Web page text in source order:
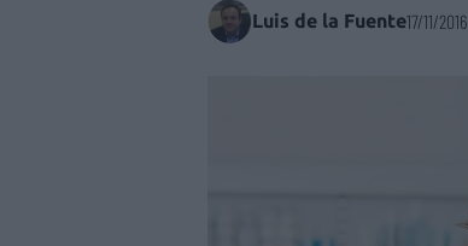
Luis de la Fuente17/11/2016